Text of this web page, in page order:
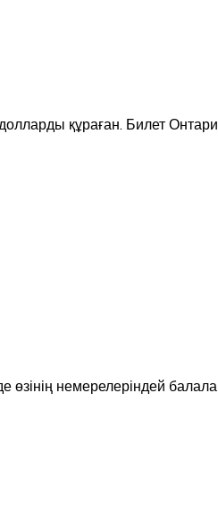
құраған. Билет
немерелеріндей